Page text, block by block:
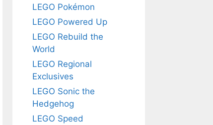
LEGO Pokémon
LEGO Powered Up
LEGO Rebuild the
World
LEGO Regional
Exclusives
LEGO Sonic the
Hedgehog
LEGO Speed